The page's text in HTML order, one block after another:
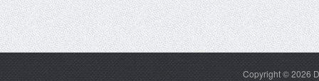
Copyright © 2026